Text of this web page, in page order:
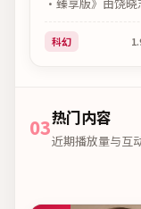
包括殷桃、倪妮、
博、黄渤、易烊千
科幻
03热门内容
近期播放量与互